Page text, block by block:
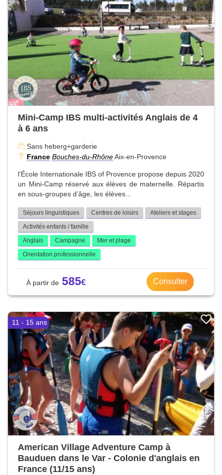
Mini-Camp IBS multi-activités Anglais de 4
à 6 ans
Sans heberg+garderie
France Bouches-du-RhôneAix-en-Provence
l'École Internationale IBS of Provence propose depuis 2020
un Mini-Camp réservé aux élèves de maternelle. Répartis
en sous-groupes d’âge, les élèves...
Séjours linguistiques Centres de loisirs
Ateliers et stages
Activités enfants / famille
Anglais
Campagne
Mer et plage
Orientation professionnelle
585 Consulter
11 - 15 ans
American Village Adventure Camp à
Bauduen dans le Var - Colonie d'anglais en
France (11/15 ans)